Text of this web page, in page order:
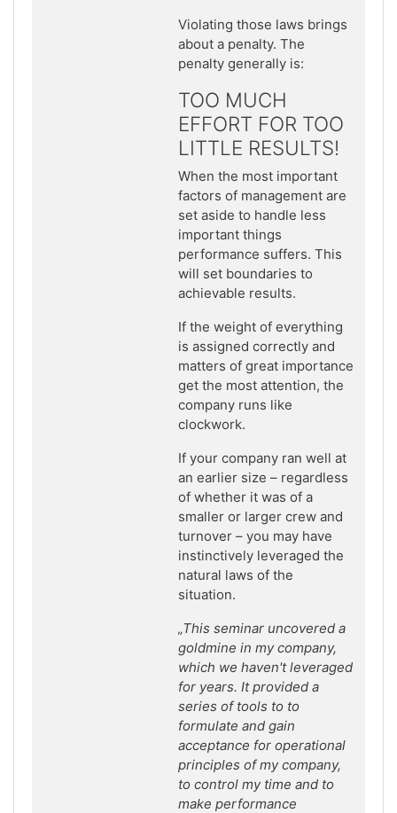
Violating those laws brings
about a penalty. The
penalty generally is:
TOO MUCH
EFFORT FOR TOO
LITTLE RESULTS!
When the most important
factors of management are
set aside to handle less
important things
performance suffers. This
will set boundaries to
achievable results.
If the weight of everything
is assigned correctly and
matters of great importance
get the most attention, the
company runs like
clockwork.
If your company ran well at
an earlier size – regardless
of whether it was of a
smaller or larger crew and
turnover – you may have
instinctively leveraged the
natural laws of the
situation.
„This seminar uncovered a
goldmine in my company,
which we haven't leveraged
for years. It provided a
series of tools to to
formulate and gain
acceptance for operational
principles of my company,
to control my time and to
make performance